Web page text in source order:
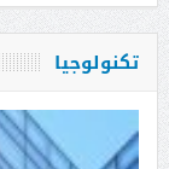
تكنولوجيا